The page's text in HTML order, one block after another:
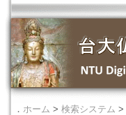
． ホーム > 検索システム >